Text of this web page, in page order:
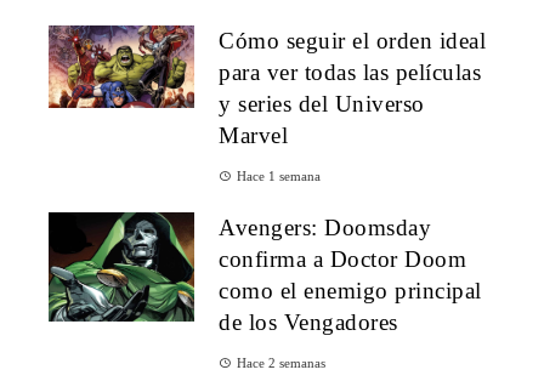
Cómo seguir el orden ideal
para ver todas las películas
y series del Universo
Marvel
Hace 1 semana
Avengers: Doomsday
confirma a Doctor Doom
como el enemigo principal
de los Vengadores
Hace 2 semanas